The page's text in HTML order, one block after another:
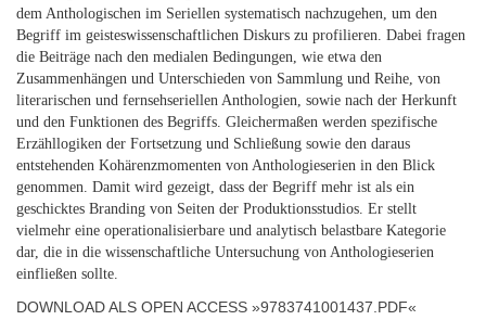
dem Anthologischen im Seriellen systematisch nachzugehen, um den
Begriff im geisteswissenschaftlichen Diskurs zu profilieren. Dabei fragen
die Beiträge nach den medialen Bedingungen, wie etwa den
Zusammenhängen und Unterschieden von Sammlung und Reihe, von
literarischen und fernsehseriellen Anthologien, sowie nach der Herkunft
und den Funktionen des Begriffs. Gleichermaßen werden spezifische
Erzähllogiken der Fortsetzung und Schließung sowie den daraus
entstehenden Kohärenzmomenten von Anthologieserien in den Blick
genommen. Damit wird gezeigt, dass der Begriff mehr ist als ein
geschicktes Branding von Seiten der Produktionsstudios. Er stellt
vielmehr eine operationalisierbare und analytisch belastbare Kategorie
dar, die in die wissenschaftliche Untersuchung von Anthologieserien
einfließen sollte.
DOWNLOAD ALS OPEN ACCESS »9783741001437.PDF«